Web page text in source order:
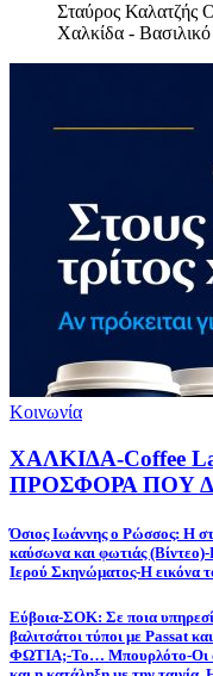
Σταύρος Καλατζής
Χαλκίδα - Βασιλικό
Κοινωνία
ΧΑΛΚΙΔΑ-Coffee
ΠΡΟΣΦΟΡΑ ΠΟΥ
Όσιος Ιωάννης o Ρώσσος: Η
καύσωνα και φωτιάς
Ιερού Σκηνώματος-Η εικόνα
Εύβοια-ΣΟΚ: Σε ποια
βαλιτσάτοι τύποι με Passat
ΦΩΤΙΑ;-Το… Μπουρλότο-Οι